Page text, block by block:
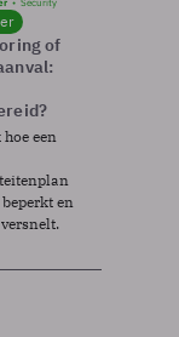
Security
of
een
en